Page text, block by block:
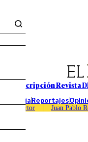
Suscripción Revista D
EconomíaReportajes
Caso Sartor Juan Pablo